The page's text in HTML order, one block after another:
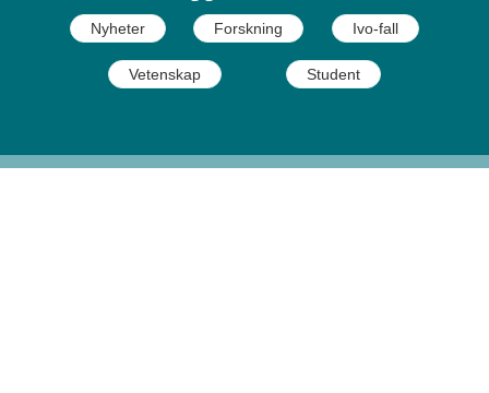
Nyheter Forskning Ivo-fall
Vetenskap Student